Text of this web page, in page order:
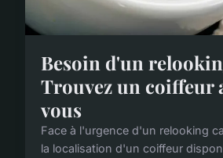
Besoin d'un
Trouvez un coiffeur
vous
Face à l'urgence d'un relooking
la localisation d'un coiffeur